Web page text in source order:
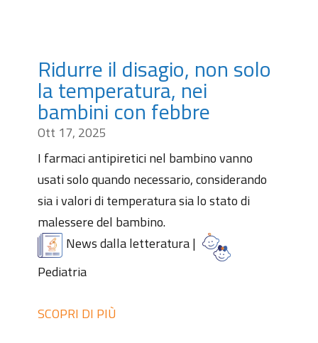
Ridurre il disagio, non solo
la temperatura, nei
bambini con febbre
Ott 17, 2025
I farmaci antipiretici nel bambino vanno
usati solo quando necessario, considerando
sia i valori di temperatura sia lo stato di
malessere del bambino.
News dalla letteratura|
Pediatria
SCOPRI DI PIÙ